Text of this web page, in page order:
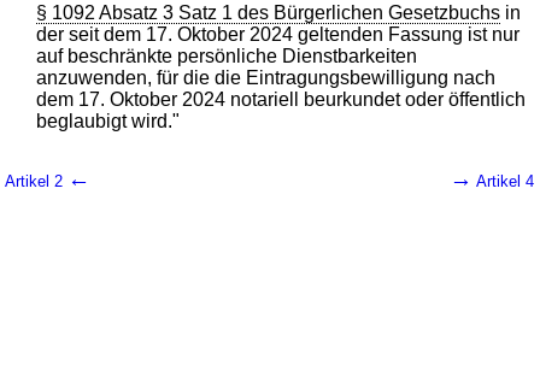
§ 1092 Absatz 3 Satz 1 des Bürgerlichen Gesetzbuchs in
der seit dem 17. Oktober 2024 geltenden Fassung ist nur
auf beschränkte persönliche Dienstbarkeiten
anzuwenden, für die die Eintragungsbewilligung nach
dem 17. Oktober 2024 notariell beurkundet oder öffentlich
beglaubigt wird."
Artikel 2 ← → Artikel 4